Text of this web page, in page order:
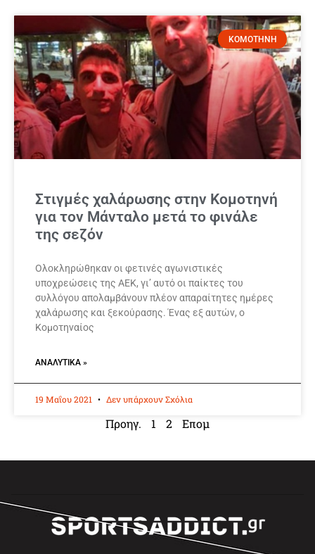
ΚΟΜΟΤΗΝΗ
Στιγμές χαλάρωσης στην Κομοτηνή
για τον Μάνταλο μετά το φινάλε
της σεζόν
Ολοκληρώθηκαν οι φετινές αγωνιστικές
υποχρεώσεις της ΑΕΚ, γι’ αυτό οι παίκτες του
συλλόγου απολαμβάνουν πλέον απαραίτητες ημέρες
χαλάρωσης και ξεκούρασης. Ένας εξ αυτών, ο
Κομοτηναίος
ΑΝΑΛΥΤΙΚΆ »
19 Μαΐου 2021 Δεν υπάρχουν Σχόλια
Προηγ. 1 2 Επομ